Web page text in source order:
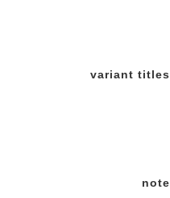
variant titles
note